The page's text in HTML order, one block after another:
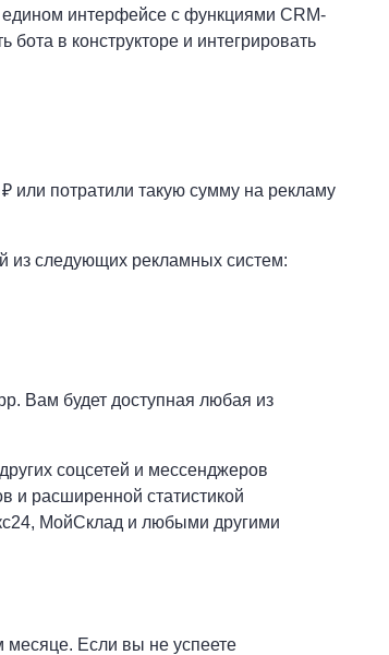
едином интерфейсе с функциями CRM-
в конструкторе и интегрировать
или потратили такую сумму на рекламу
из следующих рекламных систем:
Вам будет доступная любая из
соцсетей и мессенджеров
и расширенной статистикой
МойСклад и любыми другими
месяце. Если вы не успеете